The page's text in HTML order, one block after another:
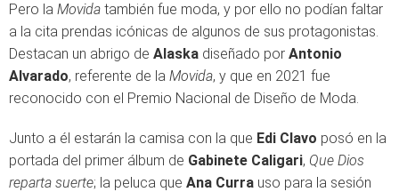
Pero la Movida también fue moda, y por ello no podían faltar
a la cita prendas icónicas de algunos de sus protagonistas.
Destacan un abrigo de Alaska diseñado por Antonio
Alvarado, referente de la Movida, y que en 2021 fue
reconocido con el Premio Nacional de Diseño de Moda.
Junto a él estarán la camisa con la que Edi Clavo posó en la
portada del primer álbum de Gabinete Caligari, Que Dios
reparta suerte; la peluca que Ana Curra uso para la sesión